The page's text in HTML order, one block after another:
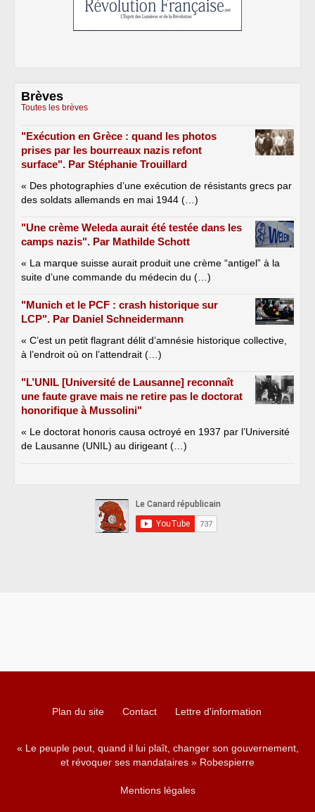
Brèves
Toutes les brèves
"Exécution en Grèce : quand les photos
prises par les bourreaux nazis refont
surface". Par Stéphanie Trouillard
« Des photographies d’une exécution de résistants grecs par
des soldats allemands en mai 1944 (…)
"Une crème Weleda aurait été testée dans les
camps nazis". Par Mathilde Schott
« La marque suisse aurait produit une crème “antigel” à la
suite d’une commande du médecin du (…)
"Munich et le PCF : crash historique sur
LCP". Par Daniel Schneidermann
« C’est un petit flagrant délit d’amnésie historique collective,
à l’endroit où on l’attendrait (…)
"L’UNIL [Université de Lausanne] reconnaît
une faute grave mais ne retire pas le doctorat
honorifique à Mussolini"
« Le doctorat honoris causa octroyé en 1937 par l’Université
de Lausanne (UNIL) au dirigeant (…)
Plan du site Contact Lettre d'information
« Le peuple peut, quand il lui plaît, changer son gouvernement,
et révoquer ses mandataires » Robespierre
Mentions légales